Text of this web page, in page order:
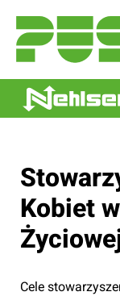
content
Kobiet
Cele